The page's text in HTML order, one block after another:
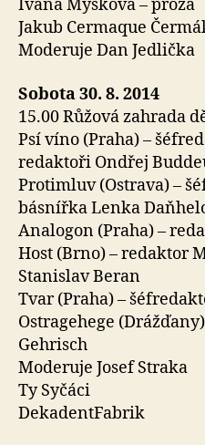
Ivana Myšková – próza
Jakub Cermaque
Moderuje Dan Jedlička
Sobota 30. 8. 2014
15.00 Růžová zahrada
Psí víno (Praha) –
redaktoři Ondřej
Protimluv (Ostrava) –
básnířka Lenka
Analogon (Praha) –
Host (Brno) – redaktor
Stanislav Beran
Tvar (Praha) –
Ostragehege
Gehrisch
Moderuje Josef Straka
Ty Syčáci
DekadentFabrik